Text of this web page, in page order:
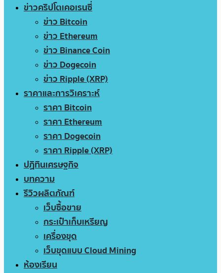
ข่าวคริปโตเคอเรนซี่
ข่าว Bitcoin
ข่าว Ethereum
ข่าว Binance Coin
ข่าว Dogecoin
ข่าว Ripple (XRP)
ราคาและการวิเคราะห์
ราคา Bitcoin
ราคา Ethereum
ราคา Dogecoin
ราคา Ripple (XRP)
ปฏิทินเศรษฐกิจ
บทความ
รีวิวผลิตภัณฑ์
เว็บซื้อขาย
กระเป๋าเก็บเหรียญ
เครื่องขุด
เว็บขุดแบบ Cloud Mining
ห้องเรียน